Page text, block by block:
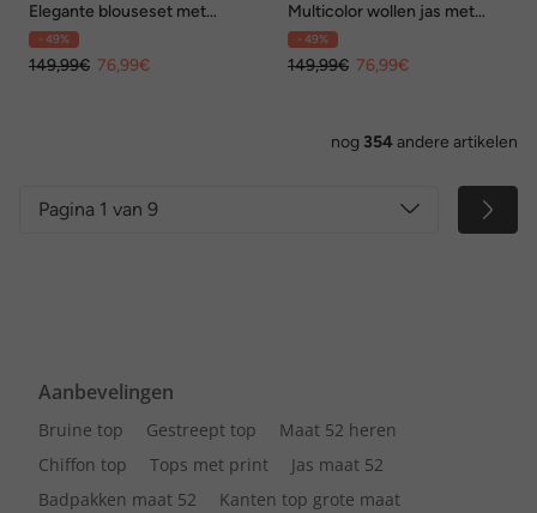
Elegante blouseset met
bloemenmotief
- 49%
149,99€ 76,99€
Multicolor wollen jas met
opstaande kraag
- 49%
149,99€ 76,99€
nog 354andere artikelen
Pagina 1 van 9
Aanbevelingen
Bruine top Gestreept top
Maat 52 heren
Chiffon top
Tops met print
Jas maat 52
Badpakken maat 52
Kanten top grote maat